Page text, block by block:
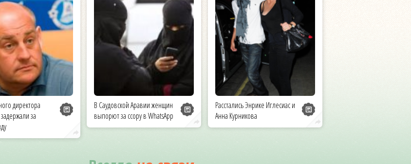
директора
за
В Саудовской Аравии женщин
выпорют за ссору в WhatsApp
Расстались Энрике Иглесиас и
Анна Курникова